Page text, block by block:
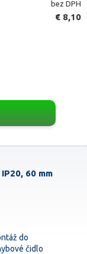
bez DPH
€ 8,10
60 mm
do
čidlo